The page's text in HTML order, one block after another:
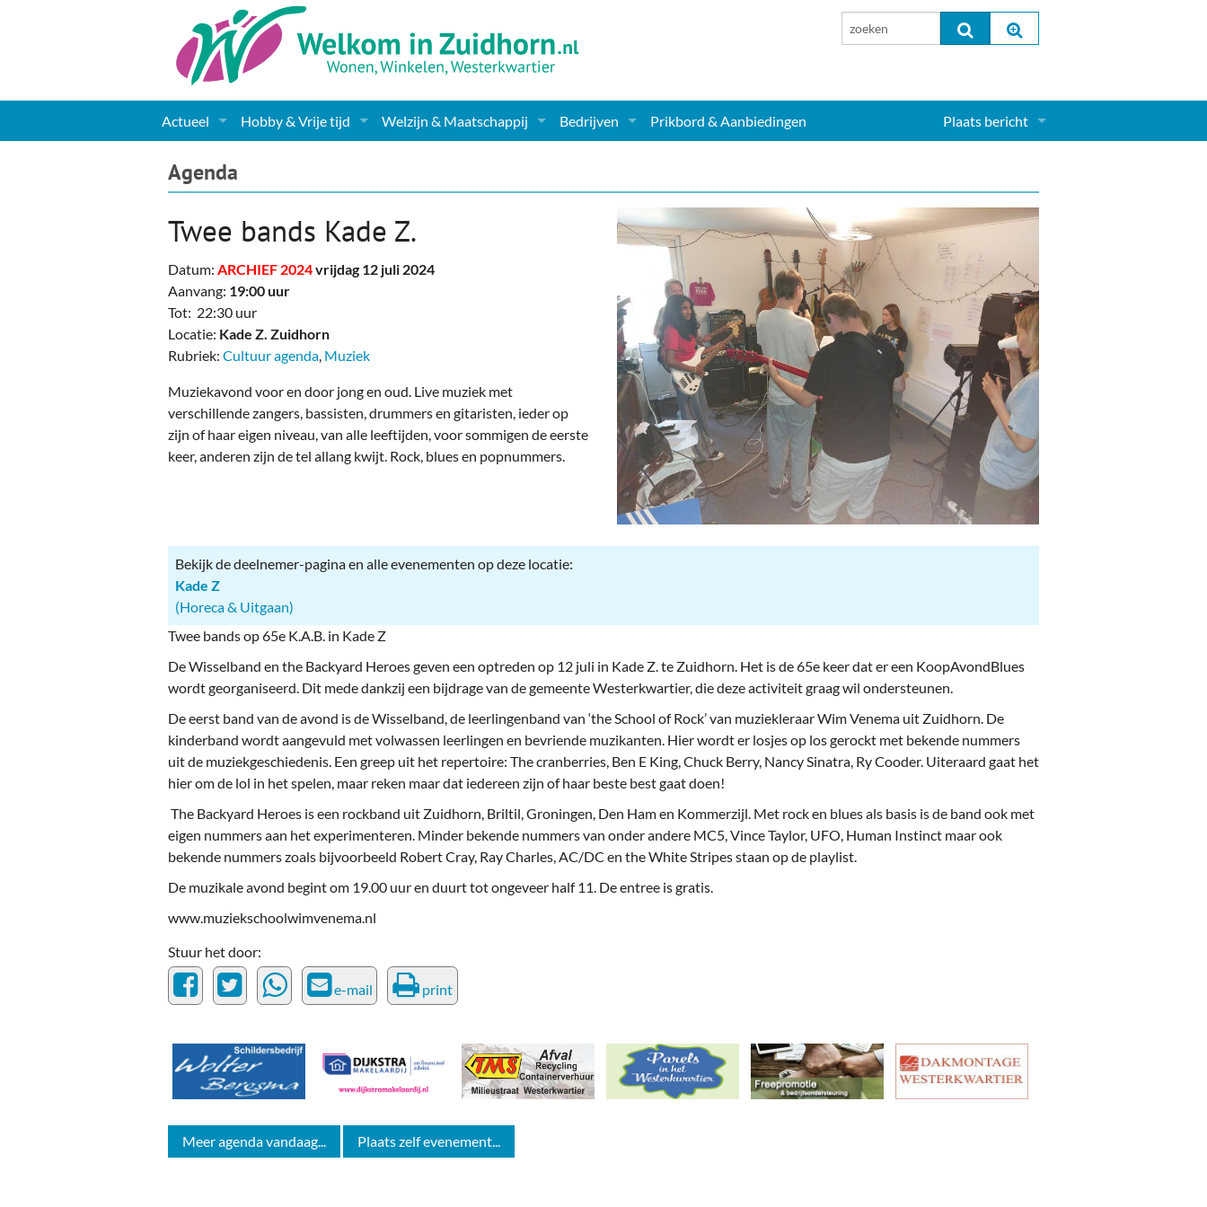
Actueel
Nieuws
Gemeente informatie
Dorpen
Woningaanbod
Columns & Redactioneel
Foto-pagina
Hobby & Vrije tijd
Kunst
Muziek
Toerisme & Musea
Podia & Dorpshuizen
Welzijn & Maatschappij
Gezondheid & Zorg
Kinderopvang
Politieke Partijen
Bedrijven
Verzorging
Horeca & Uitgaan
Vervoer, Auto's & Fietsen
Wonen & Interieur
On-line bestellen in Zuidhorn
Financiën, Makelaars & Hypotheken
Diensten, Gemak & Zakelijk
(Ver) Bouw & Onderhoud
Bedrijven van Vroeger
Prikbord & Aanbiedingen Plaats bericht
Agenda
Twee bands Kade Z.
Datum: ARCHIEF 2024vrijdag 12 juli 2024
Aanvang: 19:00 uur
Tot: 22:30 uur
Locatie: Kade Z. Zuidhorn
Rubriek: Cultuur agenda, Muziek
Muziekavond voor en door jong en oud. Live muziek met
verschillende zangers, bassisten, drummers en gitaristen, ieder op
zijn of haar eigen niveau, van alle leeftijden, voor sommigen de eerste
keer, anderen zijn de tel allang kwijt. Rock, blues en popnummers.
Bekijk de deelnemer-pagina en alle evenementen op deze locatie:
Kade Z
(Horeca & Uitgaan)
Twee bands op 65e K.A.B. in Kade Z
De Wisselband en the Backyard Heroes geven een optreden op 12 juli in Kade Z. te Zuidhorn. Het is de 65e keer dat er een KoopAvondBlues
wordt georganiseerd. Dit mede dankzij een bijdrage van de gemeente Westerkwartier, die deze activiteit graag wil ondersteunen.
De eerst band van de avond is de Wisselband, de leerlingenband van ‘the School of Rock’ van muziekleraar Wim Venema uit Zuidhorn. De
kinderband wordt aangevuld met volwassen leerlingen en bevriende muzikanten. Hier wordt er losjes op los gerockt met bekende nummers
uit de muziekgeschiedenis. Een greep uit het repertoire: The cranberries, Ben E King, Chuck Berry, Nancy Sinatra, Ry Cooder. Uiteraard gaat het
hier om de lol in het spelen, maar reken maar dat iedereen zijn of haar beste best gaat doen!
The Backyard Heroes is een rockband uit Zuidhorn, Briltil, Groningen, Den Ham en Kommerzijl. Met rock en blues als basis is de band ook met
eigen nummers aan het experimenteren. Minder bekende nummers van onder andere MC5, Vince Taylor, UFO, Human Instinct maar ook
bekende nummers zoals bijvoorbeeld Robert Cray, Ray Charles, AC/DC en the White Stripes staan op de playlist.
De muzikale avond begint om 19.00 uur en duurt tot ongeveer half 11. De entree is gratis.
www.muziekschoolwimvenema.nl
Stuur het door:
e-mail print
Meer agenda vandaag... Plaats zelf evenement...